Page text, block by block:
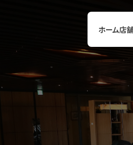
ホーム店